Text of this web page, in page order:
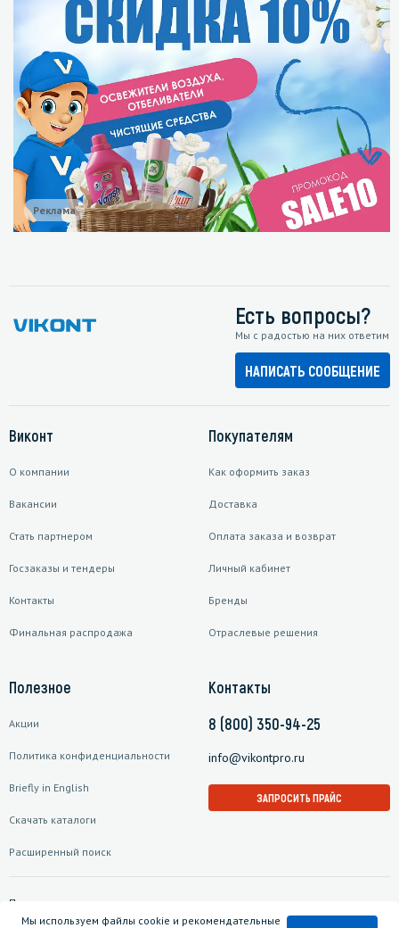
Реклама
Есть вопросы?
Мы с радостью на них ответим
НАПИСАТЬ СООБЩЕНИЕ
Виконт
О компании
Вакансии
Стать партнером
Госзаказы и тендеры
Контакты
Финальная распродажа
Покупателям
Как оформить заказ
Доставка
Оплата заказа и возврат
Личный кабинет
Бренды
Отраслевые решения
Полезное
Акции
Политика конфиденциальности
Briefly in English
Скачать каталоги
Расширенный поиск
Контакты
8 (800) 350-94-25
info@vikontpro.ru
ЗАПРОСИТЬ ПРАЙС
Подписаться на рассылку
Мы используем файлы cookie и рекомендательные